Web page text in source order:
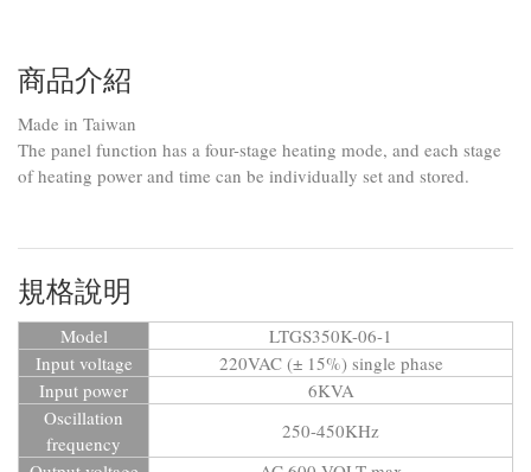
商品介紹
Made in Taiwan
The panel function has a four-stage heating mode, and each stage
of heating power and time can be individually set and stored.
規格說明
Model
LTGS350K-06-1
Input voltage
220VAC (± 15%) single phase
Input power
6KVA
Oscillation
frequency
250-450KHz